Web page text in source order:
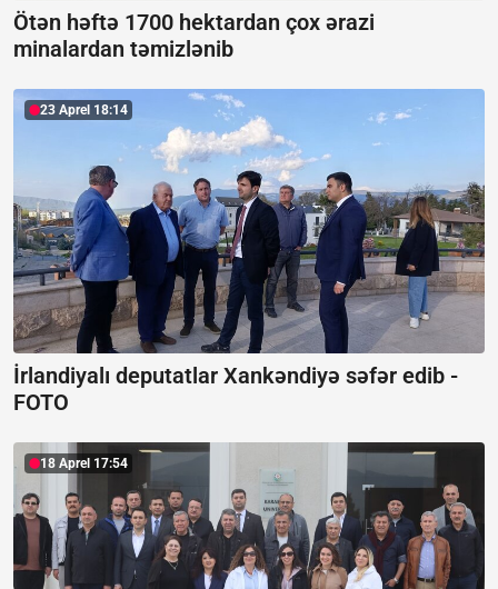
Ötən həftə 1700 hektardan çox ərazi
minalardan təmizlənib
23 Aprel 18:14
İrlandiyalı deputatlar Xankəndiyə səfər edib -
FOTO
18 Aprel 17:54